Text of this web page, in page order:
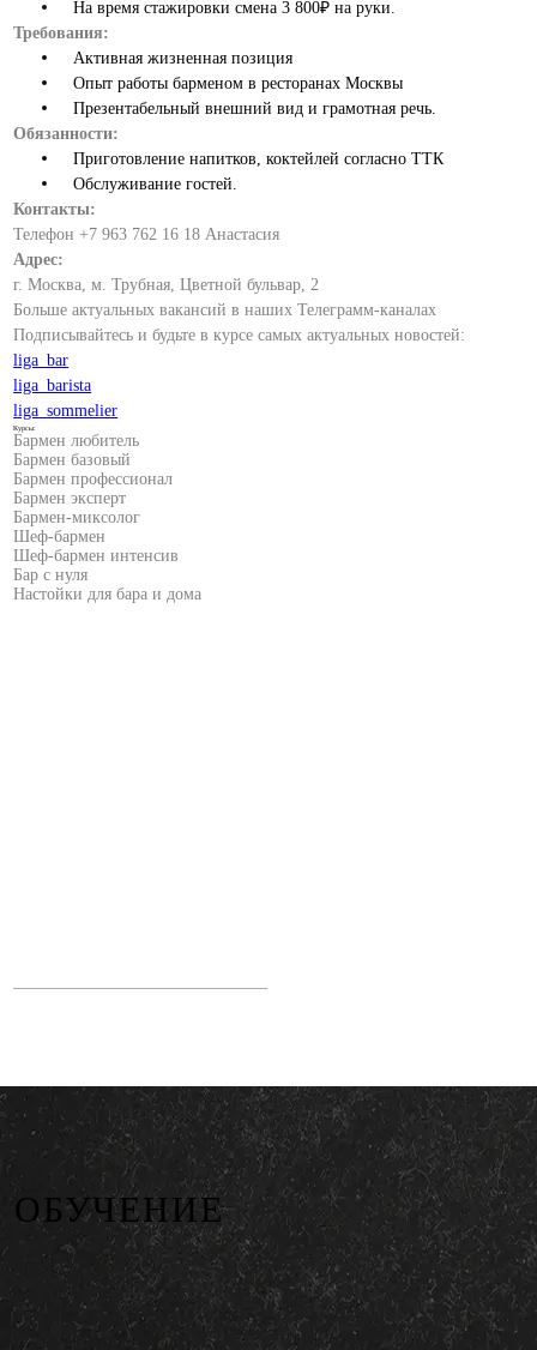
На время стажировки смена 3 800₽ на руки.
Требования:
Активная жизненная позиция
Опыт работы барменом в ресторанах Москвы
Презентабельный внешний вид и грамотная речь.
Обязанности:
Приготовление напитков, коктейлей согласно ТТК
Обслуживание гостей.
Контакты:
Телефон +7 963 762 16 18 Анастасия
Адрес:
г. Москва, м. Трубная, Цветной бульвар, 2
Больше актуальных вакансий в наших Телеграмм-каналах
Подписывайтесь и будьте в курсе самых актуальных новостей:
liga_bar
liga_barista
liga_sommelier
Курсы:
Бармен любитель
Бармен базовый
Бармен профессионал
Бармен эксперт
Бармен-миксолог
Шеф-бармен
Шеф-бармен интенсив
Бар с нуля
Настойки для бара и дома
ОБУЧЕНИЕ